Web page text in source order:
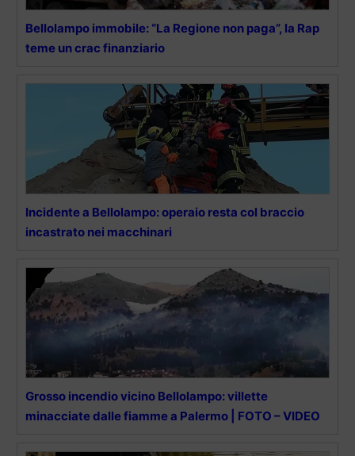
Bellolampo immobile: “La Regione non paga”, la Rap
teme un crac finanziario
Incidente a Bellolampo: operaio resta col braccio
incastrato nei macchinari
Grosso incendio vicino Bellolampo: villette
minacciate dalle fiamme a Palermo | FOTO – VIDEO